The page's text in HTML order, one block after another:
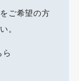
ご希望の方
。
ら